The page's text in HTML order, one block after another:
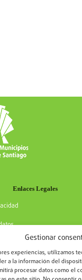
Gestionar
experiencias, utilizamos
a la información del
procesar datos como el
Enlaces Legales